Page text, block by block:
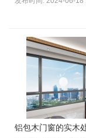
铝包木门窗的实木